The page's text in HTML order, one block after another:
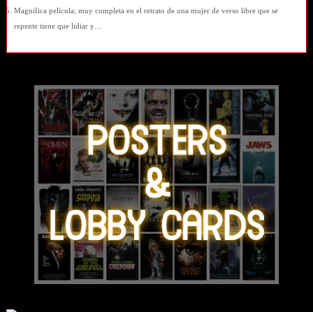
Magnífica película; muy completa en el retrato de una mujer de verso libre que se
repente tiene que lidiar y…